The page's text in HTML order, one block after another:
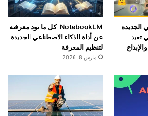
الجديدة
تعيد
NotebookLM: كل ما تود معرفته
عن أداة الذكاء الاصطناعي الجديدة
لتنظيم المعرفة
مارس 8, 2026